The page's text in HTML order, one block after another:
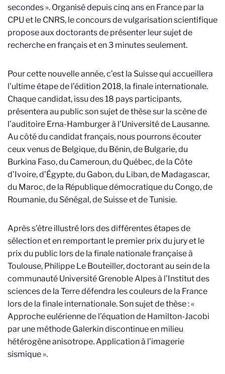
secondes ». Organisé depuis cinq ans en France par la
CPU et le CNRS, le concours de vulgarisation scientifique
propose aux doctorants de présenter leur sujet de
recherche en français et en 3 minutes seulement.
Pour cette nouvelle année, c’est la Suisse qui accueillera
l’ultime étape de l’édition 2018, la finale internationale.
Chaque candidat, issu des 18 pays participants,
présentera au public son sujet de thèse sur la scène de
l’auditoire Erna-Hamburger à l’Université de Lausanne.
Au côté du candidat français, nous pourrons écouter
ceux venus de Belgique, du Bénin, de Bulgarie, du
Burkina Faso, du Cameroun, du Québec, de la Côte
d'Ivoire, d’Égypte, du Gabon, du Liban, de Madagascar,
du Maroc, de la République démocratique du Congo, de
Roumanie, du Sénégal, de Suisse et de Tunisie.
Après s’être illustré lors des différentes étapes de
sélection et en remportant le premier prix du jury et le
prix du public lors de la finale nationale française à
Toulouse, Philippe Le Bouteiller, doctorant au sein de la
communauté Université Grenoble Alpes à l’Institut des
sciences de la Terre défendra les couleurs de la France
lors de la finale internationale. Son sujet de thèse : «
Approche eulérienne de l’équation de Hamilton-Jacobi
par une méthode Galerkin discontinue en milieu
hétérogène anisotrope. Application à l’imagerie
sismique ».